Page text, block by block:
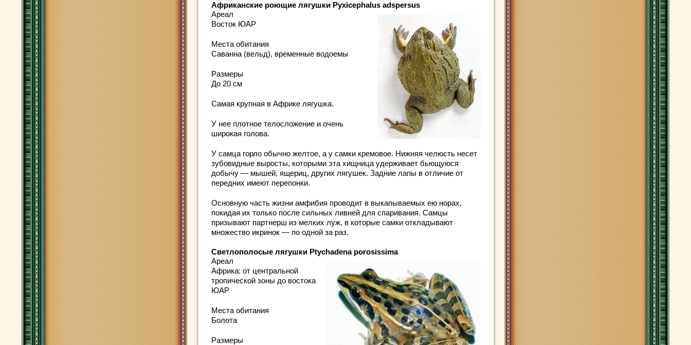
Африканские роющие лягушки Pyxicephalus adspersus
Ареал
Восток ЮАР
Места обитания
Саванна (вельд), временные водоемы
Размеры
До 20 см
Самая крупная в Африке лягушка.
У нее плотное телосложение и очень
широкая голова.
У самца горло обычно желтое, а у самки кремовое. Нижняя челюсть несет
зубовидные выросты, которыми эта хищница удерживает бьющуюся
добычу — мышей, ящериц, других лягушек. Задние лапы в отличие от
передних имеют перепонки.
Основную часть жизни амфибия проводит в выкапываемых ею норах,
покидая их только после сильных ливней для спаривания. Самцы
призывают партнерш из мелких луж, в которые самки откладывают
множество икринок — по одной за раз.
Светлополосые лягушки Ptychadena porosissima
Ареал
Африка: от центральной
тропической зоны до востока
ЮАР
Места обитания
Болота
Размеры